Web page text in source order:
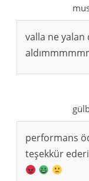
valla ne
performans
teşekkür